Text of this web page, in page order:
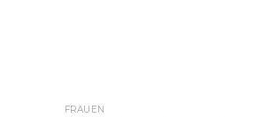
FRAUEN